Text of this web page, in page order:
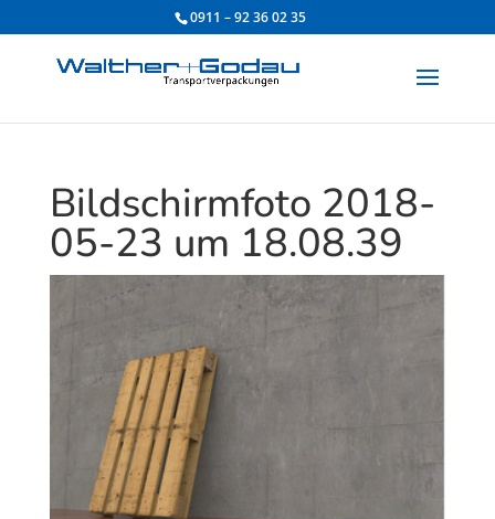
0911 – 92 36 02 35
Bildschirmfoto 2018-
05-23 um 18.08.39